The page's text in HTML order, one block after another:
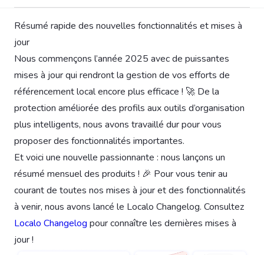
Résumé rapide des nouvelles fonctionnalités et mises à
jour
Nous commençons l’année 2025 avec de puissantes
mises à jour qui rendront la gestion de vos efforts de
référencement local encore plus efficace ! 🚀 De la
protection améliorée des profils aux outils d’organisation
plus intelligents, nous avons travaillé dur pour vous
proposer des fonctionnalités importantes.
Et voici une nouvelle passionnante : nous lançons un
résumé mensuel des produits ! 🎉 Pour vous tenir au
courant de toutes nos mises à jour et des fonctionnalités
à venir, nous avons lancé le Localo Changelog. Consultez
Localo Changelog pour connaître les dernières mises à
jour !